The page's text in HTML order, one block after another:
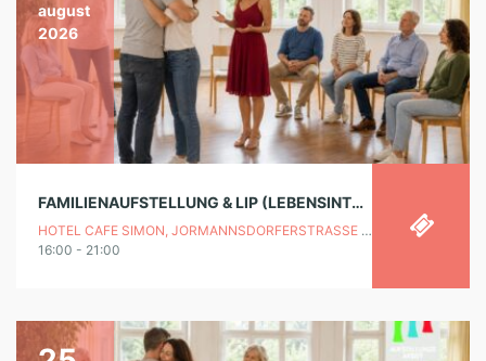
august
2026
FAMILIENAUFSTELLUNG & LIP (LEBENSINTEGRATIONSPROZESS) „LEICHTER LEBEN“
HOTEL CAFE SIMON, JORMANNSDORFERSTRASSE 15, 7431 BAD TATZMANNSDORF
16:00 - 21:00